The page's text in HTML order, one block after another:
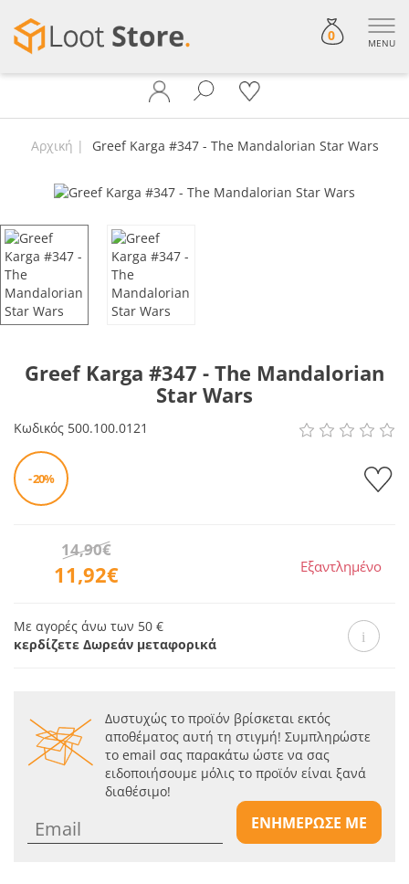
0 MENU
Αρχική Greef Karga #347 - The Mandalorian Star Wars
Greef Karga #347 - The Mandalorian
Star Wars
Κωδικός 500.100.0121
- 20%
11,92€
14,90€
Εξαντλημένο
Με αγορές άνω των 50 €
κερδίζετε Δωρεάν μεταφορικά
Δυστυχώς το προϊόν βρίσκεται εκτός
αποθέματος αυτή τη στιγμή! Συμπληρώστε
το email σας παρακάτω ώστε να σας
ειδοποιήσουμε μόλις το προϊόν είναι ξανά
διαθέσιμο!
ΕΝΗΜΕΡΩΣΕ ΜΕ